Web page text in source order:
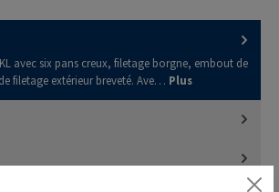
avec six pans creux, filetage borgne, embout de
filetage extérieur breveté. Ave… Plus